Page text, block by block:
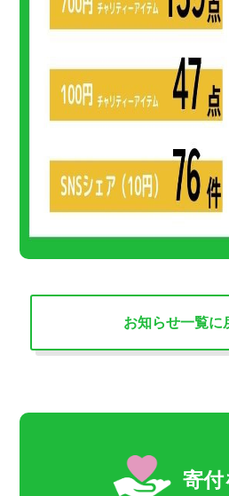
お知らせ一覧に
寄付